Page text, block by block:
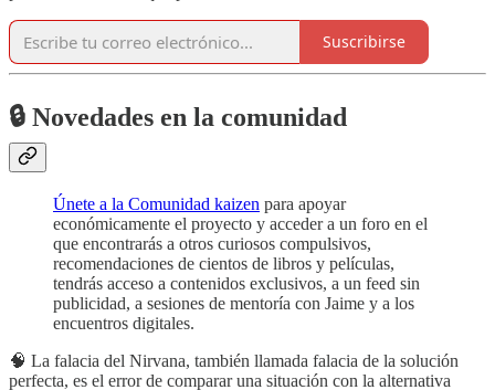
Suscribirse
🔒 Novedades en la comunidad
Únete a la Comunidad kaizen para apoyar
económicamente el proyecto y acceder a un foro en el
que encontrarás a otros curiosos compulsivos,
recomendaciones de cientos de libros y películas,
tendrás acceso a contenidos exclusivos, a un feed sin
publicidad, a sesiones de mentoría con Jaime y a los
encuentros digitales.
🧠 La falacia del Nirvana, también llamada falacia de la solución
perfecta, es el error de comparar una situación con la alternativa